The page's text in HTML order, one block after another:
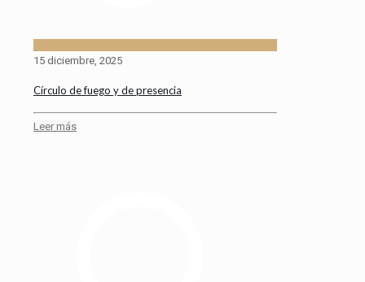
15 diciembre, 2025
Círculo de fuego y de presencia
Leer más